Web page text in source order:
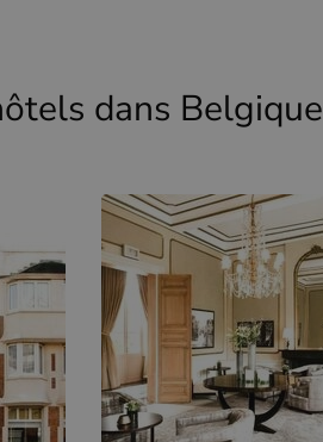
dans Belgique